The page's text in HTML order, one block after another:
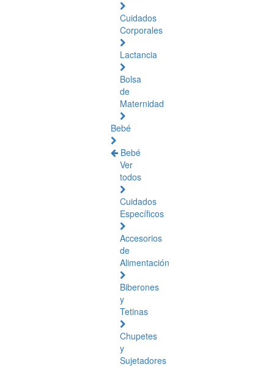
Cuidados
Corporales
Lactancia
Bolsa
de
Maternidad
Bebé
Bebé
Ver
todos
Cuidados
Específicos
Accesorios
de
Alimentación
Biberones
y
Tetinas
Chupetes
y
Sujetadores